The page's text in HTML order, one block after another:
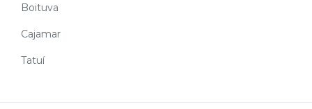
Boituva
Cajamar
Tatuí